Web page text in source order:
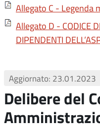
Allegato C - Legenda
Allegato D - CODICE
DIPENDENTI
Aggiornato: 23.01.2023
Delibere del